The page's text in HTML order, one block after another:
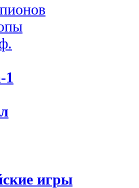
1
игры